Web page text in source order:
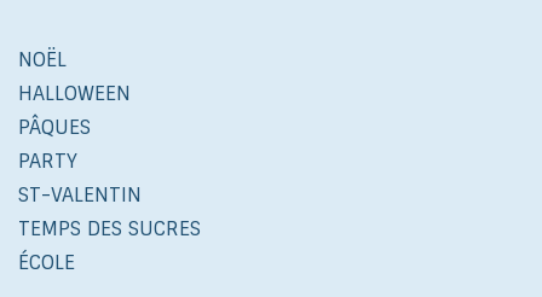
NOËL
HALLOWEEN
PÂQUES
PARTY
ST-VALENTIN
TEMPS DES SUCRES
ÉCOLE